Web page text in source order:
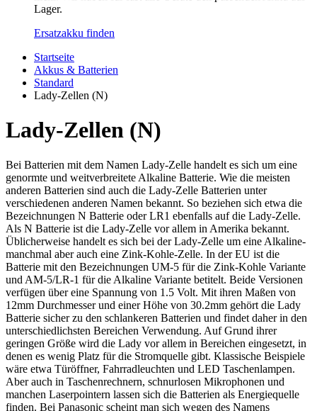
Lager.
Ersatzakku finden
Startseite
Akkus & Batterien
Standard
Lady-Zellen (N)
Lady-Zellen (N)
Bei Batterien mit dem Namen Lady-Zelle handelt es sich um eine
genormte und weitverbreitete Alkaline Batterie. Wie die meisten
anderen Batterien sind auch die Lady-Zelle Batterien unter
verschiedenen anderen Namen bekannt. So beziehen sich etwa die
Bezeichnungen N Batterie oder LR1 ebenfalls auf die Lady-Zelle.
Als N Batterie ist die Lady-Zelle vor allem in Amerika bekannt.
Üblicherweise handelt es sich bei der Lady-Zelle um eine Alkaline-
manchmal aber auch eine Zink-Kohle-Zelle. In der EU ist die
Batterie mit den Bezeichnungen UM-5 für die Zink-Kohle Variante
und AM-5/LR-1 für die Alkaline Variante betitelt. Beide Versionen
verfügen über eine Spannung von 1.5 Volt. Mit ihren Maßen von
12mm Durchmesser und einer Höhe von 30.2mm gehört die Lady
Batterie sicher zu den schlankeren Batterien und findet daher in den
unterschiedlichsten Bereichen Verwendung. Auf Grund ihrer
geringen Größe wird die Lady vor allem in Bereichen eingesetzt, in
denen es wenig Platz für die Stromquelle gibt. Klassische Beispiele
wäre etwa Türöffner, Fahrradleuchten und LED Taschenlampen.
Aber auch in Taschenrechnern, schnurlosen Mikrophonen und
manchen Laserpointern lassen sich die Batterien als Energiequelle
finden. Bei Panasonic scheint man sich wegen des Namens